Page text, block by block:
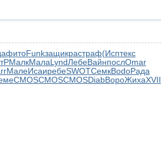
фитоFunkзащикрастраф(Исптекс
МалкМалаLyndЛебеВайнпослOmar
МалеИсаиребеSWOTСемкBodoРада
CMOSCMOSCMOSDiabВороЖихаXVII